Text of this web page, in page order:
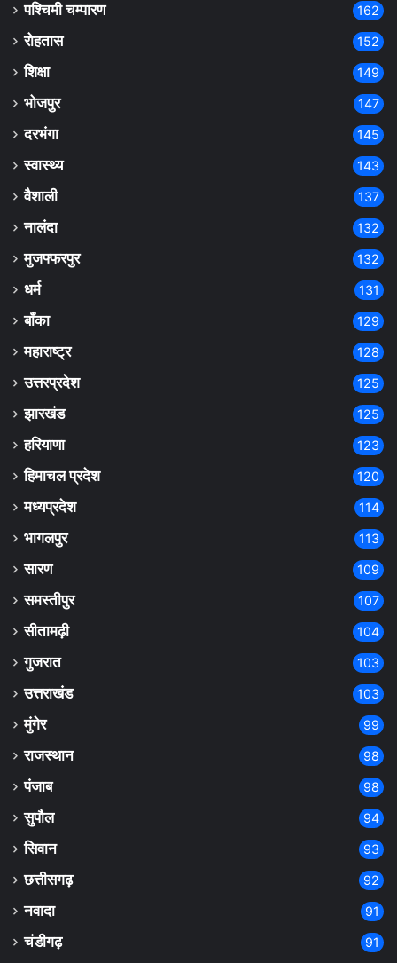
पश्चिमी चम्पारण 162
रोहतास 152
शिक्षा 149
भोजपुर 147
दरभंगा 145
स्वास्थ्य 143
वैशाली 137
नालंदा 132
मुजफ्फरपुर 132
धर्म 131
बाँका 129
महाराष्ट्र 128
उत्तरप्रदेश 125
झारखंड 125
हरियाणा 123
हिमाचल प्रदेश 120
मध्यप्रदेश 114
भागलपुर 113
सारण 109
समस्तीपुर 107
सीतामढ़ी 104
गुजरात 103
उत्तराखंड 103
मुंगेर 99
राजस्थान 98
पंजाब 98
सुपौल 94
सिवान 93
छत्तीसगढ़ 92
नवादा 91
चंडीगढ़ 91